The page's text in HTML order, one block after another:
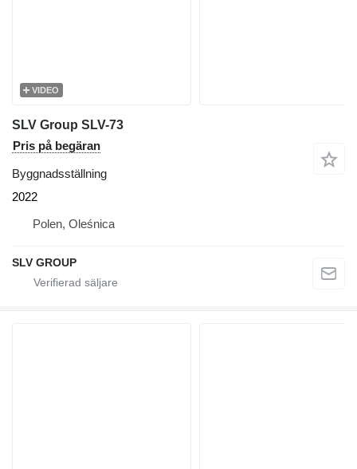
VIDEO
SLV Group SLV-73
Pris på begäran
Byggnadsställning
2022
Polen, Oleśnica
SLV GROUP